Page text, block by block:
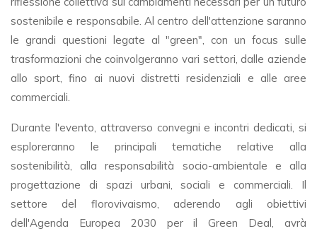
sostenibile e responsabile. Al centro dell'attenzione saranno
le grandi questioni legate al "green", con un focus sulle
trasformazioni che coinvolgeranno vari settori, dalle aziende
allo sport, fino ai nuovi distretti residenziali e alle aree
commerciali.
Durante l'evento, attraverso convegni e incontri dedicati, si
esploreranno le principali tematiche relative alla
sostenibilità, alla responsabilità socio-ambientale e alla
progettazione di spazi urbani, sociali e commerciali. Il
settore del florovivaismo, aderendo agli obiettivi
dell'Agenda Europea 2030 per il Green Deal, avrà